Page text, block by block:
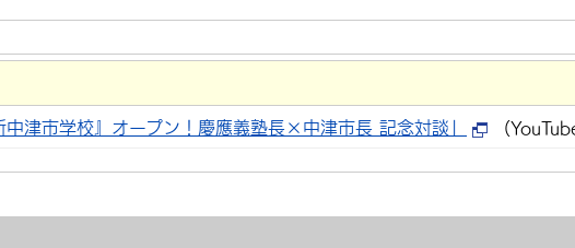
中津市学校』オープン！慶應義塾長×中津市長 記念対談」 （